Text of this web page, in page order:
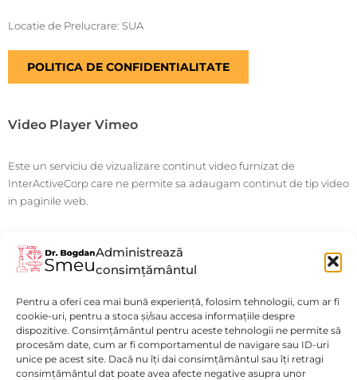
Administrează
consimțământul
Pentru a oferi cea mai bună experiență, folosim tehnologii, cum ar fi
cookie-uri, pentru a stoca și/sau accesa informațiile despre
dispozitive. Consimțământul pentru aceste tehnologii ne permite să
procesăm date, cum ar fi comportamentul de navigare sau ID-uri
unice pe acest site. Dacă nu îți dai consimțământul sau îți retragi
consimțământul dat poate avea afecte negative asupra unor
Locatie de Prelucrare: SUA
POLITICA DE CONFIDENTIALITATE
Video Player Vimeo
Este un serviciu de vizualizare continut video furnizat de
InterActiveCorp care ne permite sa adaugam continut de tip video
in paginile web.